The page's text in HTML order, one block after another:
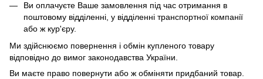
Ви оплачуєте Ваше замовлення під час отримання в
поштовому відділенні, у відділенні транспортної компанії
або ж кур'єру.
Ми здійснюємо повернення і обмін купленого товару
відповідно до вимог законодавства України.
Ви маєте право повернути або ж обміняти придбаний товар.